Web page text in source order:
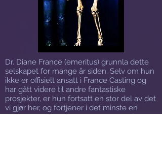
Dr. Diane France (emeritus) grunnla dette
selskapet for mange år siden. Selv om hun
ikke er offisielt ansatt i France Casting og
har gått videre til andre fantastiske
prosjekter, er hun fortsatt en stor del av det
vi gjør her, og fortjener i det minste en
æresrolle som medlem av teamet vårt.